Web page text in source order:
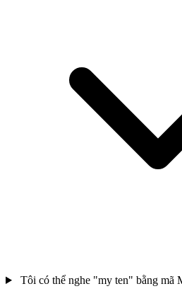
Tôi có thể nghe "my ten" bằng mã